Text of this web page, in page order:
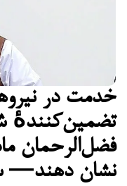
خدمت در
تضمین‌کنندهٔ
فضل‌الرحمان
نشان دهند—